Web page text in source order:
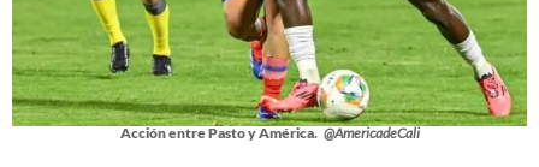
Acción entre Pasto y América. @AmericadeCali